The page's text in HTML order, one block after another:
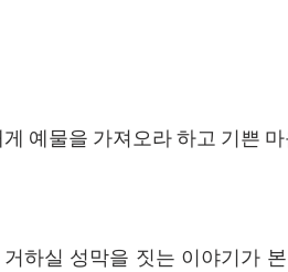
예물을 가져오라 하고 기쁜
하실 성막을 짓는 이야기가